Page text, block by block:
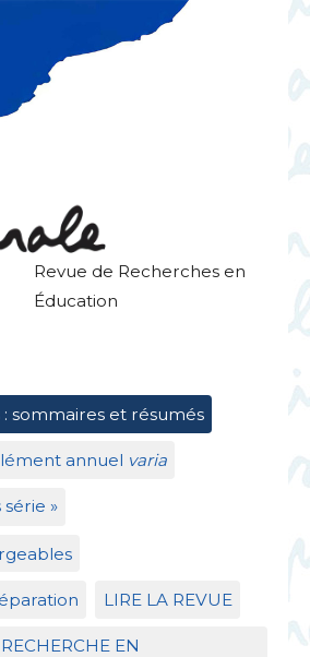
Revue de Recherches en
Éducation
sommaires et résumés
annuel varia
série »
LIRE LA REVUE
RECHERCHE EN